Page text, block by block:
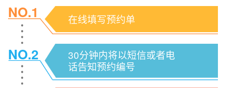
NO.1 在线填写预约单
NO.2
30分钟内将以短信或者电
话告知预约编号